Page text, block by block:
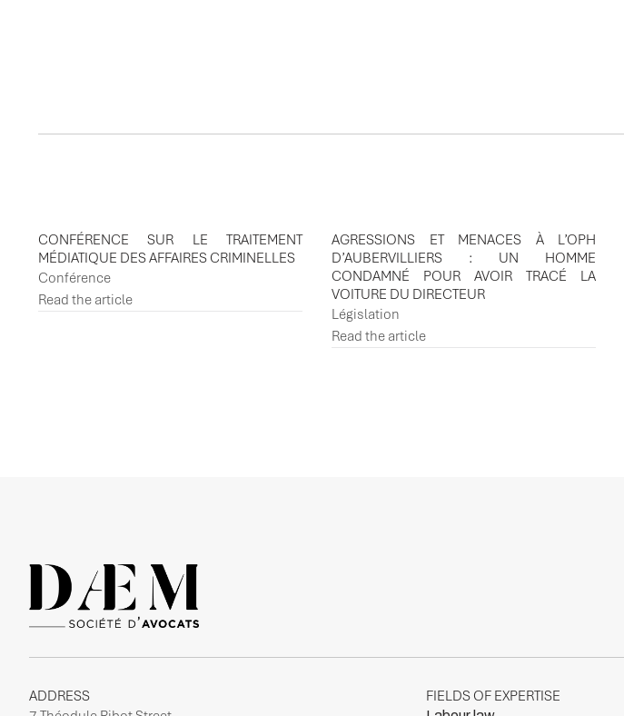
ACTUALITES ASSOCIÉES
CONFÉRENCE SUR LE TRAITEMENT
MÉDIATIQUE DES AFFAIRES CRIMINELLES
Conférence
Read the article
AGRESSIONS ET MENACES À L’OPH
D’AUBERVILLIERS : UN HOMME
CONDAMNÉ POUR AVOIR TRACÉ LA
VOITURE DU DIRECTEUR
Législation
Read the article
ADDRESS
FIELDS OF EXPERTISE